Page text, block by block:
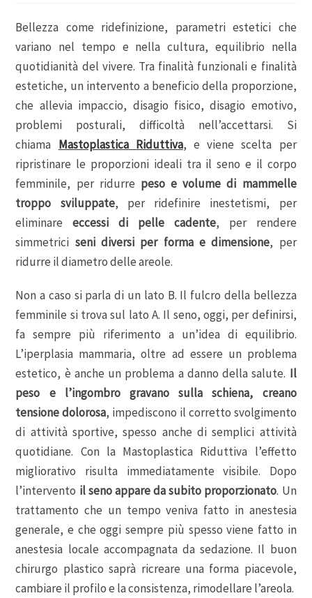
Bellezza come ridefinizione, parametri estetici che
variano nel tempo e nella cultura, equilibrio nella
quotidianità del vivere. Tra finalità funzionali e finalità
estetiche, un intervento a beneficio della proporzione,
che allevia impaccio, disagio fisico, disagio emotivo,
problemi posturali, difficoltà nell’accettarsi. Si
chiama Mastoplastica Riduttiva, e viene scelta per
ripristinare le proporzioni ideali tra il seno e il corpo
femminile, per ridurre peso e volume di mammelle
troppo sviluppate, per ridefinire inestetismi, per
eliminareeccessi di pelle cadente, per rendere
simmetrici seni diversi per forma e dimensione, per
ridurre il diametro delle areole.
Non a caso si parla di un lato B. Il fulcro della bellezza
femminile si trova sul lato A. Il seno, oggi, per definirsi,
fa sempre più riferimento a un’idea di equilibrio.
L’iperplasia mammaria, oltre ad essere un problema
estetico, è anche un problema a danno della salute. Il
peso e l’ingombro gravano sulla schiena, creano
tensione dolorosa, impediscono il corretto svolgimento
di attività sportive, spesso anche di semplici attività
quotidiane. Con la Mastoplastica Riduttiva l’effetto
migliorativo risulta immediatamente visibile. Dopo
l’intervento il seno appare da subito proporzionato. Un
trattamento che un tempo veniva fatto in anestesia
generale, e che oggi sempre più spesso viene fatto in
anestesia locale accompagnata da sedazione. Il buon
chirurgo plastico saprà ricreare una forma piacevole,
cambiare il profilo e la consistenza, rimodellare l’areola.